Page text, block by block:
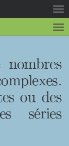
la
la
ou des
séries